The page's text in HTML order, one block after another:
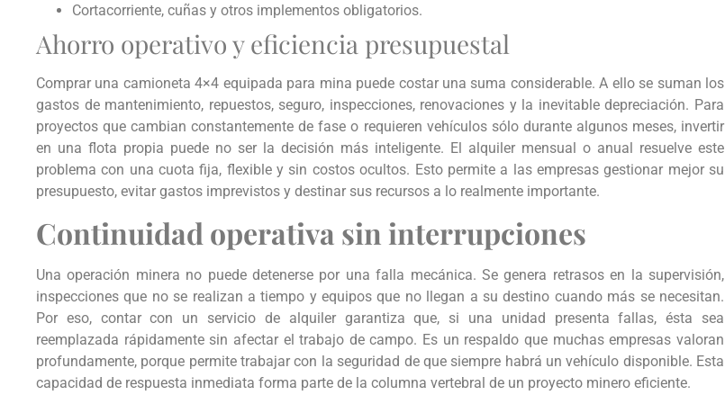
Cortacorriente, cuñas y otros implementos obligatorios.
Ahorro operativo y eficiencia presupuestal
Comprar una camioneta 4×4 equipada para mina puede costar una suma considerable. A ello se suman los
gastos de mantenimiento, repuestos, seguro, inspecciones, renovaciones y la inevitable depreciación. Para
proyectos que cambian constantemente de fase o requieren vehículos sólo durante algunos meses, invertir
en una flota propia puede no ser la decisión más inteligente. El alquiler mensual o anual resuelve este
problema con una cuota fija, flexible y sin costos ocultos. Esto permite a las empresas gestionar mejor su
presupuesto, evitar gastos imprevistos y destinar sus recursos a lo realmente importante.
Continuidad operativa sin interrupciones
Una operación minera no puede detenerse por una falla mecánica. Se genera retrasos en la supervisión,
inspecciones que no se realizan a tiempo y equipos que no llegan a su destino cuando más se necesitan.
Por eso, contar con un servicio de alquiler garantiza que, si una unidad presenta fallas, ésta sea
reemplazada rápidamente sin afectar el trabajo de campo. Es un respaldo que muchas empresas valoran
profundamente, porque permite trabajar con la seguridad de que siempre habrá un vehículo disponible. Esta
capacidad de respuesta inmediata forma parte de la columna vertebral de un proyecto minero eficiente.